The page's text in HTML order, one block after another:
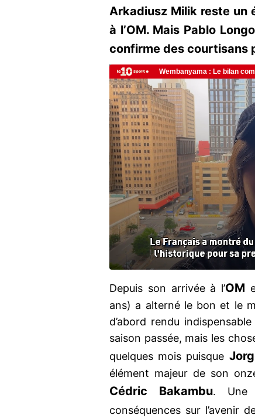
Arkadiusz Milik reste un
à l’OM. Mais Pablo
confirme des courtisans
Depuis son arrivée à l’OM
ans) a alterné le bon et le
d’abord rendu
saison passée, mais les
quelques mois puisque
élément majeur de son
Cédric Bakambu. Une
conséquences sur l’avenir